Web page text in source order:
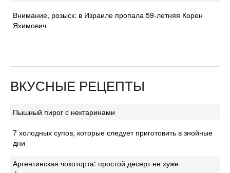
Внимание, розыск: в Израиле пропала 59-летняя Корен
Яхимович
ВКУСНЫЕ РЕЦЕПТЫ
Пышный пирог с нектаринами
7 холодных супов, которые следует приготовить в знойные
дни
Аргентинская чокоторта: простой десерт не хуже